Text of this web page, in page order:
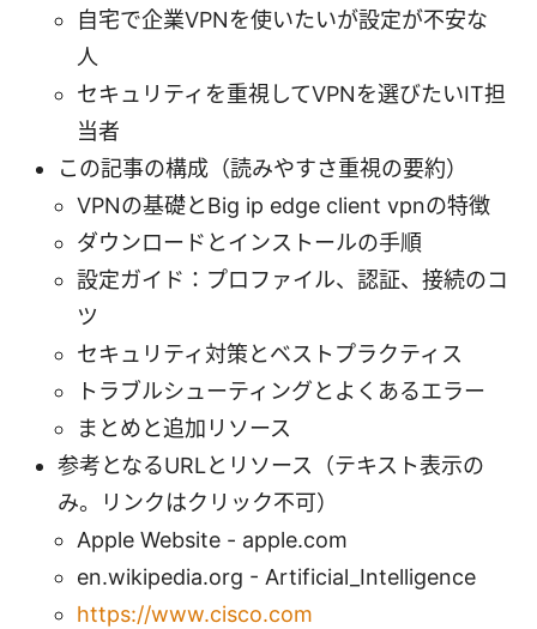
自宅で企業VPNを使いたいが設定が不安な
人
セキュリティを重視してVPNを選びたいIT担
当者
この記事の構成（読みやすさ重視の要約）
VPNの基礎とBig ip edge client vpnの特徴
ダウンロードとインストールの手順
設定ガイド：プロファイル、認証、接続のコ
ツ
セキュリティ対策とベストプラクティス
トラブルシューティングとよくあるエラー
まとめと追加リソース
参考となるURLとリソース（テキスト表示の
み。リンクはクリック不可）
Apple Website - apple.com
en.wikipedia.org - Artificial_Intelligence
https://www.cisco.com